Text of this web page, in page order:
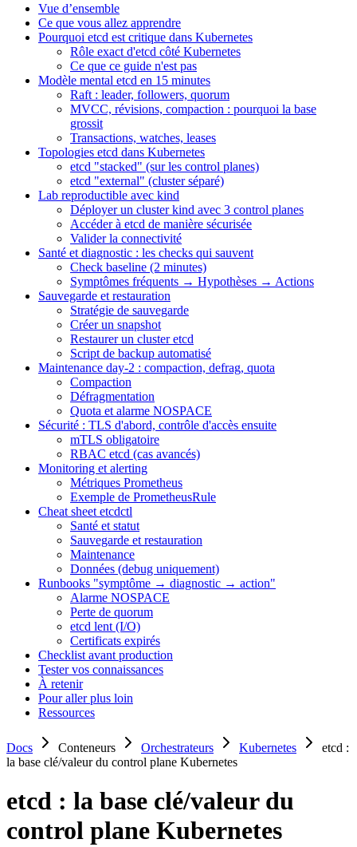
Vue d’ensemble
Ce que vous allez apprendre
Pourquoi etcd est critique dans Kubernetes
Rôle exact d'etcd côté Kubernetes
Ce que ce guide n'est pas
Modèle mental etcd en 15 minutes
Raft : leader, followers, quorum
MVCC, révisions, compaction : pourquoi la base
grossit
Transactions, watches, leases
Topologies etcd dans Kubernetes
etcd "stacked" (sur les control planes)
etcd "external" (cluster séparé)
Lab reproductible avec kind
Déployer un cluster kind avec 3 control planes
Accéder à etcd de manière sécurisée
Valider la connectivité
Santé et diagnostic : les checks qui sauvent
Check baseline (2 minutes)
Symptômes fréquents → Hypothèses → Actions
Sauvegarde et restauration
Stratégie de sauvegarde
Créer un snapshot
Restaurer un cluster etcd
Script de backup automatisé
Maintenance day-2 : compaction, defrag, quota
Compaction
Défragmentation
Quota et alarme NOSPACE
Sécurité : TLS d'abord, contrôle d'accès ensuite
mTLS obligatoire
RBAC etcd (cas avancés)
Monitoring et alerting
Métriques Prometheus
Exemple de PrometheusRule
Cheat sheet etcdctl
Santé et statut
Sauvegarde et restauration
Maintenance
Données (debug uniquement)
Runbooks "symptôme → diagnostic → action"
Alarme NOSPACE
Perte de quorum
etcd lent (I/O)
Certificats expirés
Checklist avant production
Tester vos connaissances
À retenir
Pour aller plus loin
Ressources
Docs Conteneurs Orchestrateurs Kubernetes
etcd :
la base clé/valeur du control plane Kubernetes
etcd : la base clé/valeur du
control plane Kubernetes